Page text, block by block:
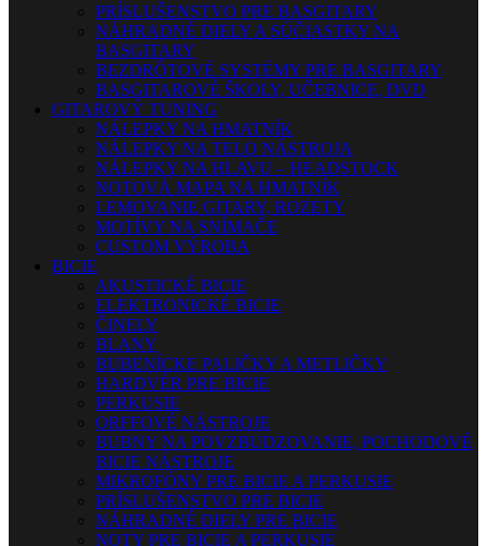
PRÍSLUŠENSTVO PRE BASGITARY
NÁHRADNÉ DIELY A SÚČIASTKY NA
BASGITARY
BEZDRÔTOVÉ SYSTÉMY PRE BASGITARY
BASGITAROVÉ ŠKOLY, UČEBNICE, DVD
GITAROVÝ TUNING
NÁLEPKY NA HMATNÍK
NÁLEPKY NA TELO NÁSTROJA
NÁLEPKY NA HLAVU – HEADSTOCK
NOTOVÁ MAPA NA HMATNÍK
LEMOVANIE GITARY, ROZETY
MOTÍVY NA SNÍMAČE
CUSTOM VÝROBA
BICIE
AKUSTICKÉ BICIE
ELEKTRONICKÉ BICIE
ČINELY
BLANY
BUBENÍCKE PALIČKY A METLIČKY
HARDVÉR PRE BICIE
PERKUSIE
ORFFOVÉ NÁSTROJE
BUBNY NA POVZBUDZOVANIE, POCHODOVÉ
BICIE NÁSTROJE
MIKROFÓNY PRE BICIE A PERKUSIE
PRÍSLUŠENSTVO PRE BICIE
NÁHRADNÉ DIELY PRE BICIE
NOTY PRE BICIE A PERKUSIE